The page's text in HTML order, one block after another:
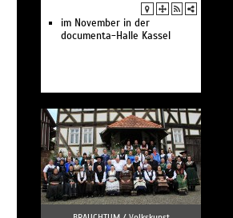
im November in der
documenta-Halle Kassel